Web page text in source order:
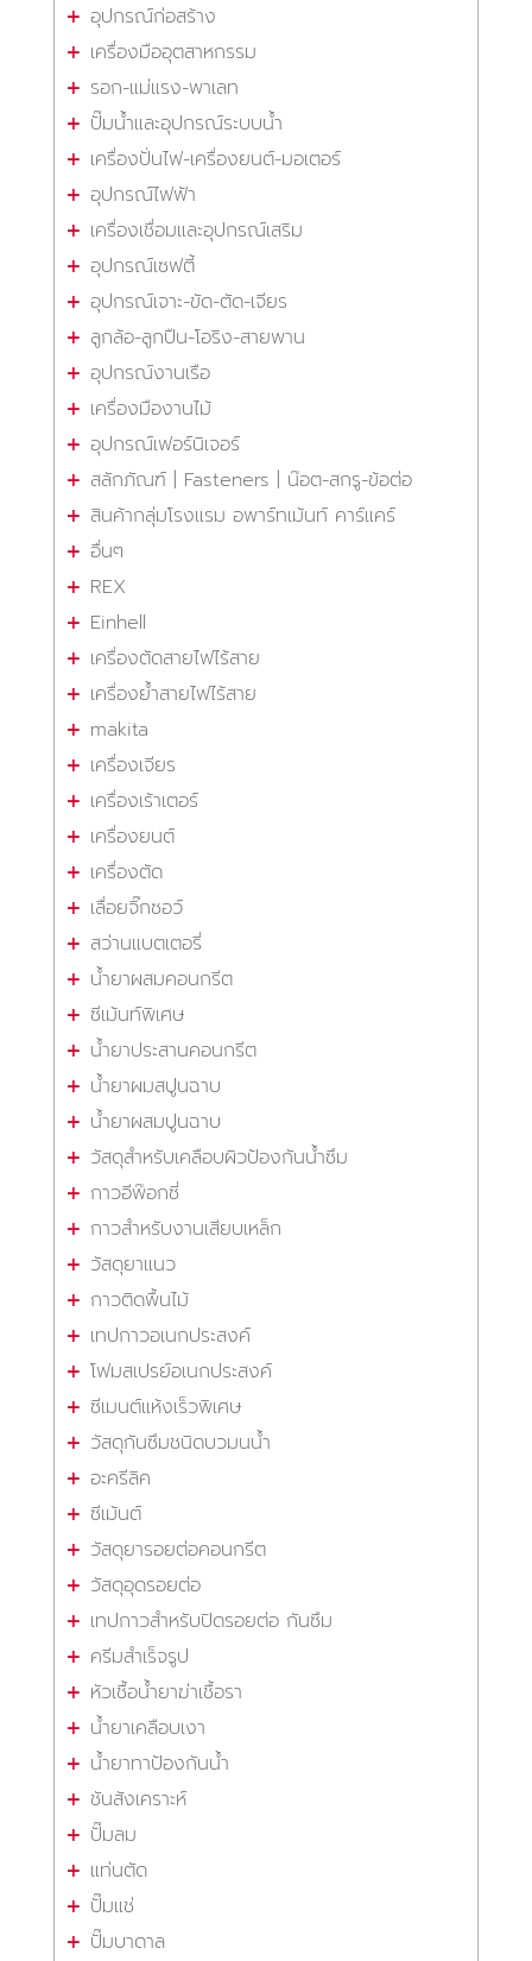
อุปกรณ์ก่อสร้าง
เครื่องมืออุตสาหกรรม
รอก-แม่แรง-พาเลท
ปั๊มน้ำและอุปกรณ์ระบบน้ำ
เครื่องปั่นไฟ-เครื่องยนต์-มอเตอร์
อุปกรณ์ไฟฟ้า
เครื่องเชื่อมและอุปกรณ์เสริม
อุปกรณ์เซฟตี้
อุปกรณ์เจาะ-ขัด-ตัด-เจียร
ลูกล้อ-ลูกปืน-โอริง-สายพาน
อุปกรณ์งานเรือ
เครื่องมืองานไม้
อุปกรณ์เฟอร์นิเจอร์
สลักภัณฑ์ | Fasteners | น๊อต-สกรู-ข้อต่อ
สินค้ากลุ่มโรงแรม อพาร์ทเม้นท์ คาร์แคร์
อื่นๆ
REX
Einhell
เครื่องตัดสายไฟไร้สาย
เครื่องย้ำสายไฟไร้สาย
makita
เครื่องเจียร
เครื่องเร้าเตอร์
เครื่องยนต์
เครื่องตัด
เลื่อยจิ๊กซอว์
สว่านแบตเตอรี่
น้ำยาผสมคอนกรีต
ซีเม้นท์พิเศษ
น้ำยาประสานคอนกรีต
น้ำยาผมสปูนฉาบ
น้ำยาผสมปูนฉาบ
วัสดุสำหรับเคลือบผิวป้องกันน้ำซึม
กาวอีพ๊อกซี่
กาวสำหรับงานเสียบเหล็ก
วัสดุยาแนว
กาวติดพื้นไม้
เทปกาวอเนกประสงค์
โฟมสเปรย์อเนกประสงค์
ซีเมนต์แห้งเร็วพิเศษ
วัสดุกันซึมชนิดบวมนน้ำ
อะครีลิค
ซีเม้นต์
วัสดุยารอยต่อคอนกรีต
วัสดุอุดรอยต่อ
เทปกาวสำหรับปิดรอยต่อ กันซึม
ครีมสำเร็จรูป
หัวเชื้อน้ำยาฆ่าเชื้อรา
น้ำยาเคลือบเงา
น้ำยาทาป้องกันน้ำ
ชันสังเคราะห์
ปั๊มลม
แท่นตัด
ปั๊มแช่
ปั๊มบาดาล